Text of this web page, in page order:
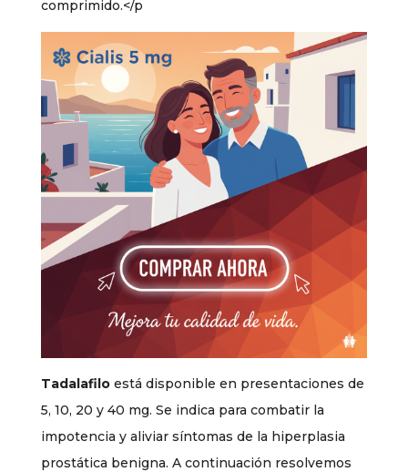
comprimido.</p
Tadalafiloestá disponible en presentaciones de
5, 10, 20 y 40 mg. Se indica para combatir la
impotencia y aliviar síntomas de la hiperplasia
prostática benigna. A continuación resolvemos